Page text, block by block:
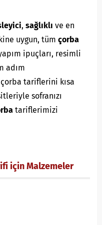
, sağlıklı ve en
uygun, tüm çorba
ipuçları, resimli
adım
tariflerini kısa
sofranızı
tariflerimizi
için Malzemeler